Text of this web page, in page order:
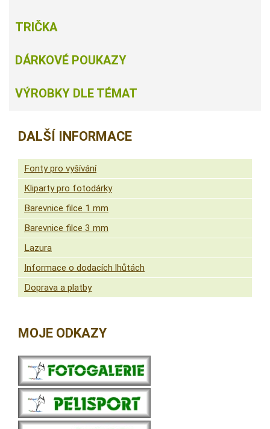
TRIČKA
DÁRKOVÉ POUKAZY
VÝROBKY DLE TÉMAT
DALŠÍ INFORMACE
Fonty pro vyšívání
Kliparty pro fotodárky
Barevnice filce 1 mm
Barevnice filce 3 mm
Lazura
Informace o dodacích lhůtách
Doprava a platby
MOJE ODKAZY